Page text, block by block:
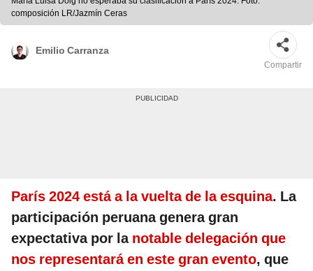
composición LR/Jazmín Ceras
Emilio Carranza
Compartir
París 2024 está a la vuelta de la esquina. La
participación peruana genera gran
expectativa por la notable delegación que
nos representará en este gran evento, que